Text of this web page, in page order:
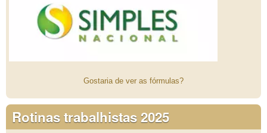
Gostaria de ver as fórmulas?
Rotinas trabalhistas 2025